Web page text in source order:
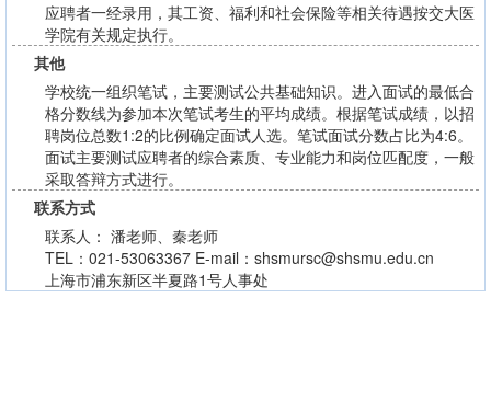
应聘者一经录用，其工资、福利和社会保险等相关待遇按交大医
学院有关规定执行。
其他
学校统一组织笔试，主要测试公共基础知识。进入面试的最低合
格分数线为参加本次笔试考生的平均成绩。根据笔试成绩，以招
聘岗位总数1:2的比例确定面试人选。笔试面试分数占比为4:6。
面试主要测试应聘者的综合素质、专业能力和岗位匹配度，一般
采取答辩方式进行。
联系方式
联系人： 潘老师、秦老师
TEL：021-53063367 E-mail：shsmursc@shsmu.edu.cn
上海市浦东新区半夏路1号人事处